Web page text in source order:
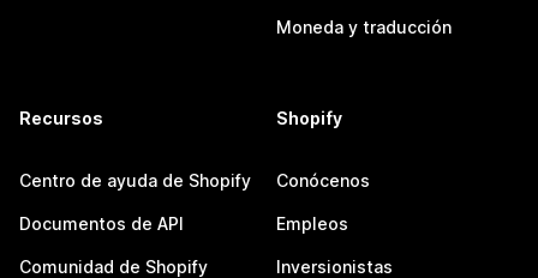
Moneda y traducción
Recursos
Centro de ayuda de Shopify
Documentos de API
Comunidad de Shopify
Shopify
Conócenos
Empleos
Inversionistas